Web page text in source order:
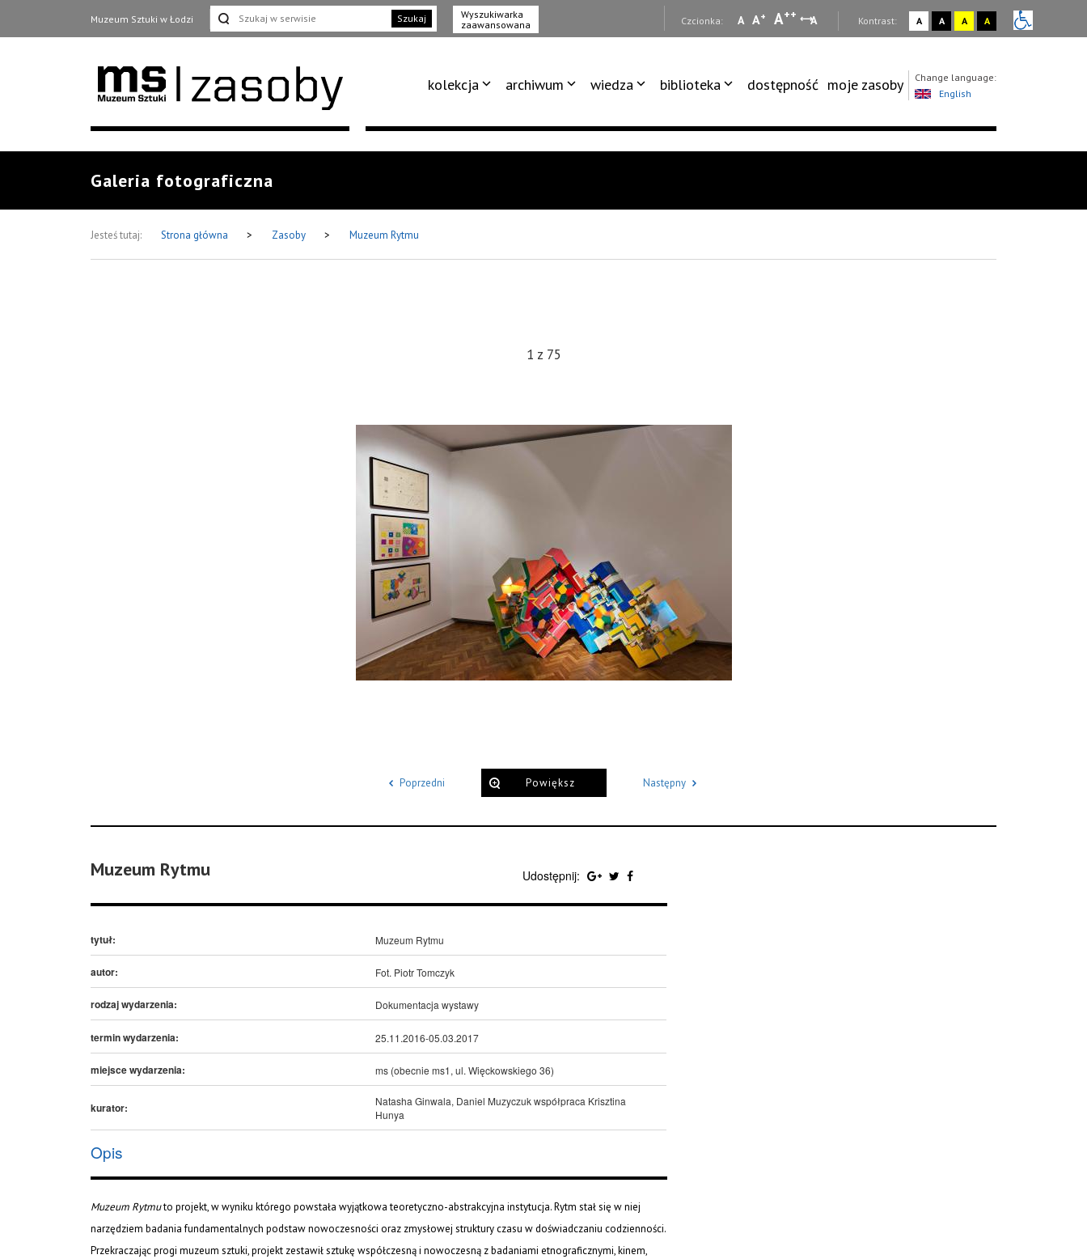
Muzeum Sztuki w Łodzi Szukaj
Wyszukiwarka
zaawansowana
Czcionka: A A+ A++ A Kontrast: A A A A
kolekcja archiwum wiedza biblioteka dostępność moje zasoby
Change language:
English
Galeria fotograficzna
Jesteś tutaj: Strona główna > Zasoby > Muzeum Rytmu
1 z 75
Poprzedni Powiększ Następny
Muzeum Rytmu Udostępnij:
tytuł: Muzeum Rytmu
autor: Fot. Piotr Tomczyk
rodzaj wydarzenia: Dokumentacja wystawy
termin wydarzenia: 25.11.2016-05.03.2017
miejsce wydarzenia: ms (obecnie ms1, ul. Więckowskiego 36)
kurator:
Natasha Ginwala, Daniel Muzyczuk współpraca Krisztina
Hunya
Opis
Muzeum Rytmuto projekt, w wyniku którego powstała wyjątkowa teoretyczno-abstrakcyjna instytucja. Rytm stał się w niej
narzędziem badania fundamentalnych podstaw nowoczesności oraz zmysłowej struktury czasu w doświadczaniu codzienności.
Przekraczając progi muzeum sztuki, projekt zestawił sztukę współczesną i nowoczesną z badaniami etnograficznymi, kinem,